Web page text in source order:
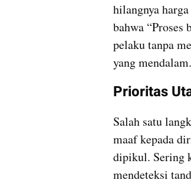
hilangnya
bahwa “Proses
pelaku tanpa
yang
Prioritas
Salah satu
maaf kepada
dipikul. Sering
mendeteksi